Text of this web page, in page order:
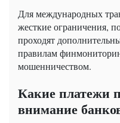
Для международных
жесткие ограничения,
проходят
правилам
мошенничеством.
Какие платежи
внимание